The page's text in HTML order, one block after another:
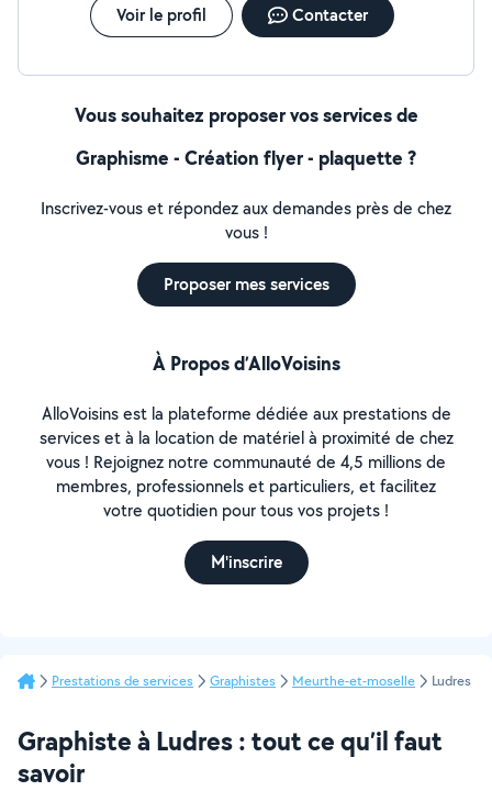
Voir le profil Contacter
Vous souhaitez proposer vos services de
Graphisme - Création flyer - plaquette ?
Inscrivez-vous et répondez aux demandes près de chez
vous !
Proposer mes services
À Propos d’AlloVoisins
AlloVoisins est la plateforme dédiée aux prestations de
services et à la location de matériel à proximité de chez
vous ! Rejoignez notre communauté de 4,5 millions de
membres, professionnels et particuliers, et facilitez
votre quotidien pour tous vos projets !
M'inscrire
Prestations de services Graphistes Meurthe-et-moselle Ludres
Graphiste à Ludres : tout ce qu’il faut
savoir